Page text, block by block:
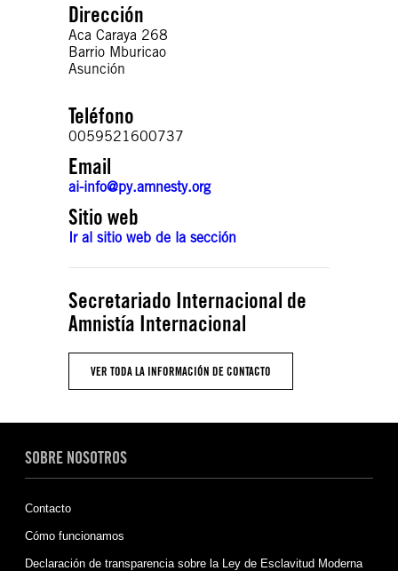
Dirección
Aca Caraya 268
Barrio Mburicao
Asunción
Teléfono
0059521600737
Email
ai-info@py.amnesty.org
Sitio web
Ir al sitio web de la sección
Secretariado Internacional de
Amnistía Internacional
VER TODA LA INFORMACIÓN DE CONTACTO
SOBRE NOSOTROS
Contacto
Cómo funcionamos
Declaración de transparencia sobre la Ley de Esclavitud Moderna